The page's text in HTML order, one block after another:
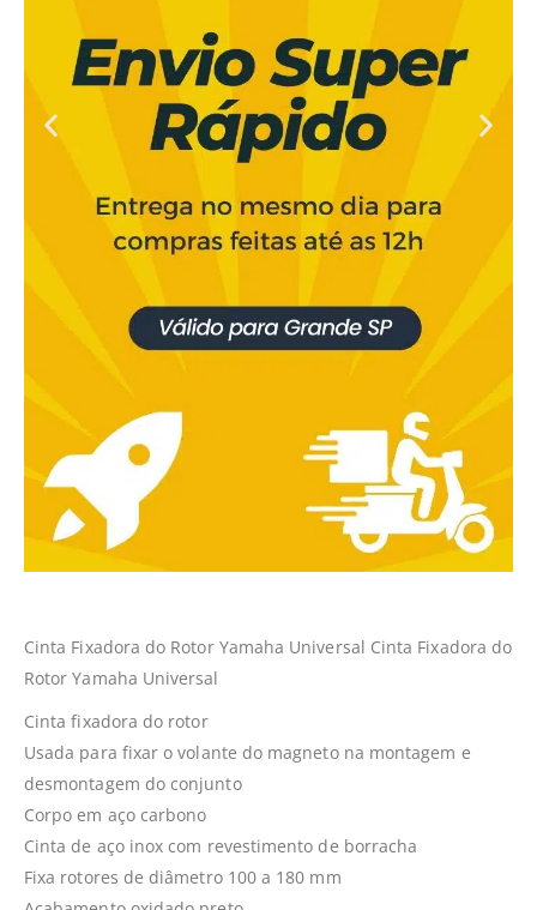
Cinta Fixadora do Rotor Yamaha Universal Cinta Fixadora do
Rotor Yamaha Universal
Cinta fixadora do rotor
Usada para fixar o volante do magneto na montagem e
desmontagem do conjunto
Corpo em aço carbono
Cinta de aço inox com revestimento de borracha
Fixa rotores de diâmetro 100 a 180 mm